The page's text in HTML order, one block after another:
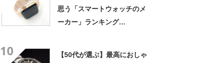
思う「スマートウォッチのメ
ーカー」ランキング
10
【50代が選ぶ】最高におしゃ